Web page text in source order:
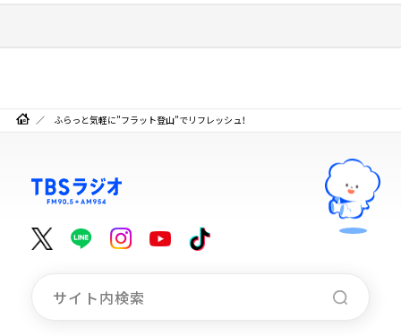
ふらっと気軽に”フラット登山”でリフレッシュ！